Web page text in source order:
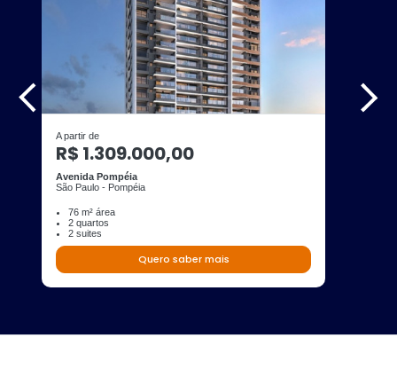
A partir de
R$ 1.309.000,00
Avenida Pompéia
São Paulo - Pompéia
76 m² área
2 quartos
2 suites
Quero saber mais